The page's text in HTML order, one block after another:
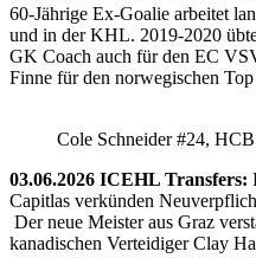
60-Jährige Ex-Goalie arbeitet
und in der KHL. 2019-2020
GK Coach auch für den EC
Finne für den norwegischen
Cole Schneider #24,
03.06.2026 ICEHL Transfers:
Capitlas verkünden
Der neue Meister aus Graz
kanadischen Verteidiger Clay